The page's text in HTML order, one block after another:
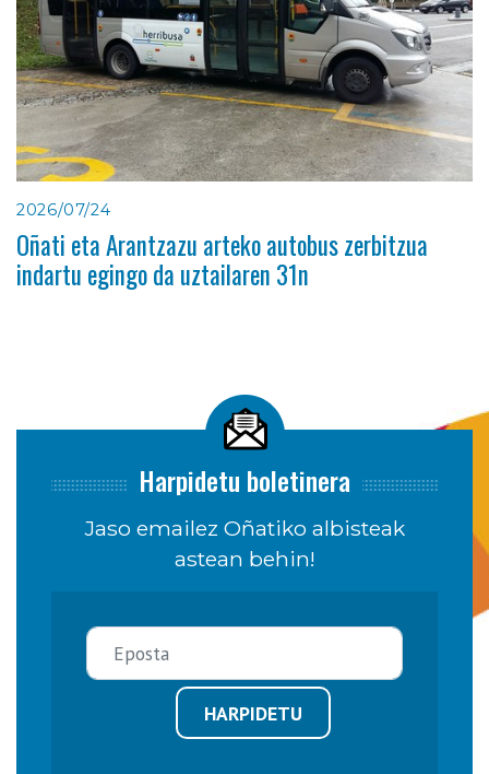
2026/07/24
Oñati eta Arantzazu arteko autobus zerbitzua
indartu egingo da uztailaren 31n
Harpidetu boletinera
Jaso emailez Oñatiko albisteak
astean behin!
HARPIDETU